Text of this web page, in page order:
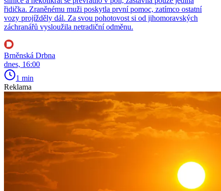
řidička. Zraněnému muži poskytla první pomoc, zatímco ostatní
vozy projížděly dál. Za svou pohotovost si od jihomoravských
záchranářů vysloužila netradiční odměnu.
Brněnská Drbna
dnes, 16:00
1 min
Reklama